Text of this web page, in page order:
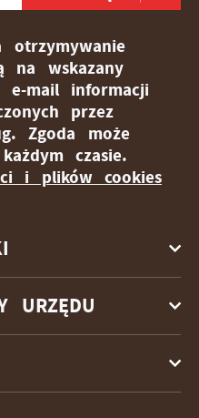
otrzymywanie
na wskazany
e-mail informacji
przez
Zgoda może
czasie.
i plików cookies
URZĘDU